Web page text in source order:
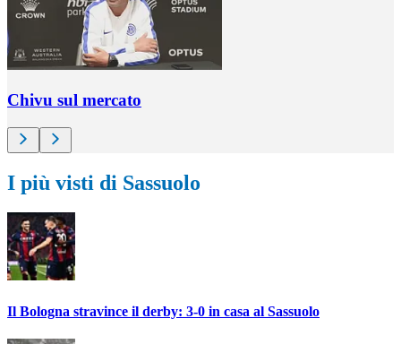
Chivu sul mercato
I più visti di Sassuolo
Il Bologna stravince il derby: 3-0 in casa al Sassuolo